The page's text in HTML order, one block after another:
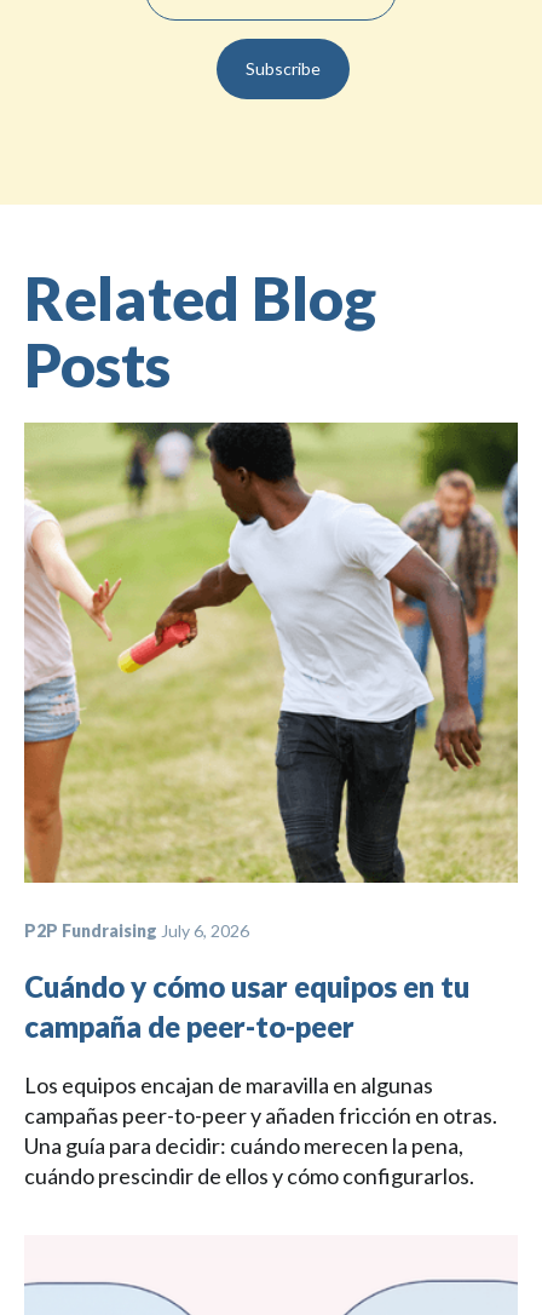
Related Blog
Posts
P2P Fundraising July 6, 2026
Cuándo y cómo usar equipos en tu
campaña de peer-to-peer
Los equipos encajan de maravilla en algunas
campañas peer-to-peer y añaden fricción en otras.
Una guía para decidir: cuándo merecen la pena,
cuándo prescindir de ellos y cómo configurarlos.